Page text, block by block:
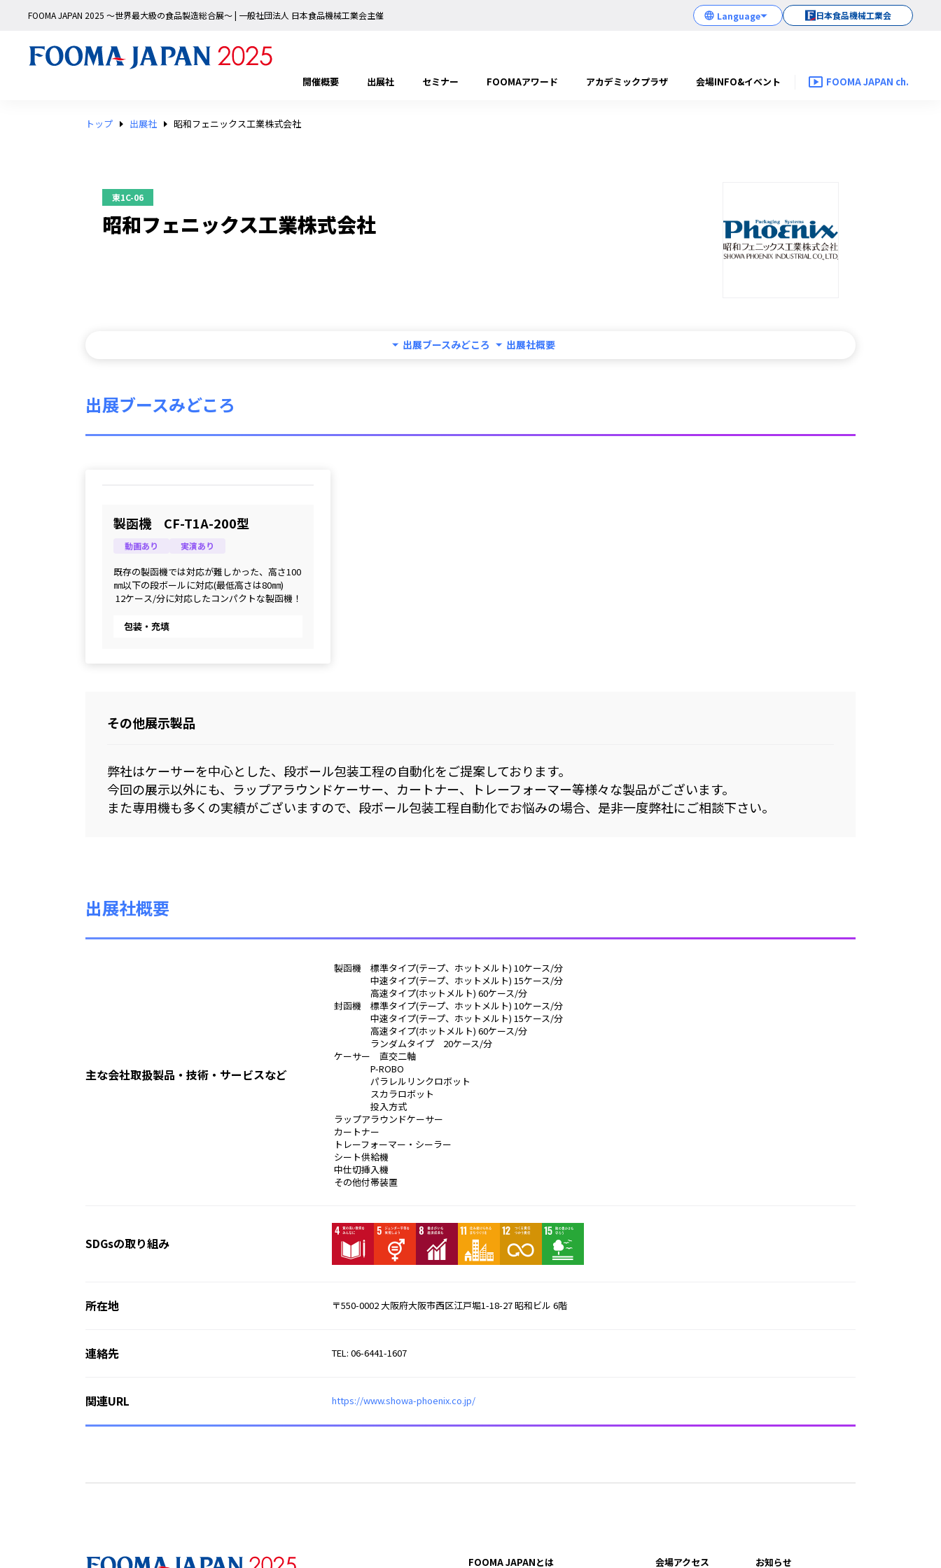
FOOMA JAPAN 2025 〜世界最大級の食品製造総合展〜 | 一般社団法人 日本食品機械工業会主催 日本食品機械工業会
開催概要 出展社 セミナー FOOMAアワード アカデミックプラザ 会場INFO&イベント FOOMA JAPAN ch.
トップ 出展社 昭和フェニックス工業株式会社
東1C-06
昭和フェニックス工業株式会社
出展ブースみどころ 出展社概要
出展ブースみどころ
製函機 CF-T1A-200型
動画あり 実演あり
既存の製函機では対応が難しかった、高さ100
㎜以下の段ボールに対応(最低高さは80㎜)
12ケース/分に対応したコンパクトな製函機！
包装・充填
その他展示製品
弊社はケーサーを中心とした、段ボール包装工程の自動化をご提案しております。
今回の展示以外にも、ラップアラウンドケーサー、カートナー、トレーフォーマー等様々な製品がございます。
また専用機も多くの実績がございますので、段ボール包装工程自動化でお悩みの場合、是非一度弊社にご相談下さい。
出展社概要
主な会社取扱製品・技術・サービスなど
製函機　標準タイプ(テープ、ホットメルト) 10ケース/分
中速タイプ(テープ、ホットメルト) 15ケース/分
高速タイプ(ホットメルト) 60ケース/分
封函機　標準タイプ(テープ、ホットメルト) 10ケース/分
中速タイプ(テープ、ホットメルト) 15ケース/分
高速タイプ(ホットメルト) 60ケース/分
ランダムタイプ　20ケース/分
ケーサー　直交二軸
P-ROBO
パラレルリンクロボット
スカラロボット
投入方式
ラップアラウンドケーサー
カートナー
トレーフォーマー・シーラー
シート供給機
中仕切挿入機
その他付帯装置
SDGsの取り組み
所在地 〒550-0002 大阪府大阪市西区江戸堀1-18-27 昭和ビル 6階
連絡先 TEL: 06-6441-1607
関連URL https://www.showa-phoenix.co.jp/
FOOMA JAPANとは 会場アクセス お知らせ